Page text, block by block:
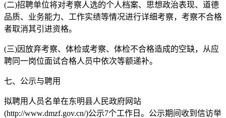
(二)招聘单位将对考察人选的个人档案、思想政治表现、道德
品质、业务能力、工作实绩等情况进行详细考察，考察不合格
者取消其引进资格。
(三)因放弃考察、体检或考察、体检不合格造成的空缺，从应
聘同一岗位面试合格人员中依次等额递补。
七、公示与聘用
拟聘用人员名单在东明县人民政府网站
(http://www.dmzf.gov.cn/)公示7个工作日。公示期间收到信访举